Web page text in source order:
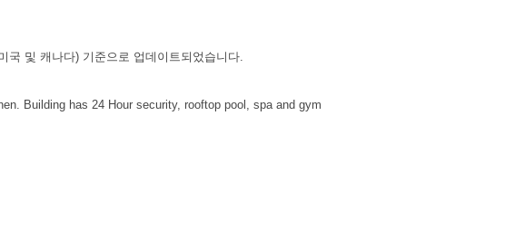
및 캐나다) 기준으로 업데이트되었습니다.
Building has 24 Hour security, rooftop pool, spa and gym